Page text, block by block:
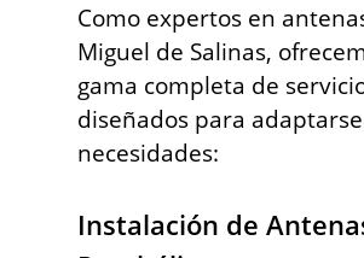
Como expertos en
Miguel de Salinas,
gama completa de
diseñados para
necesidades:
Instalación de